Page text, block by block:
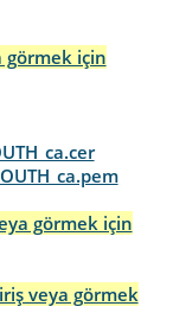
görmek için
görmek için
veya görmek